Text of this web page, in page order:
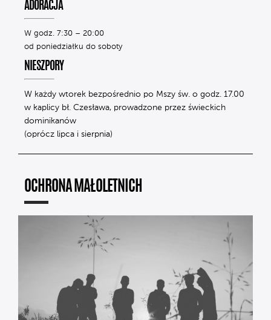
ADORACJA
W godz. 7:30 – 20:00
od poniedziałku do soboty
NIESZPORY
W każdy wtorek bezpośrednio po Mszy św. o godz. 17.00
w kaplicy bł. Czesława, prowadzone przez świeckich
dominikanów
(oprócz lipca i sierpnia)
OCHRONA MAŁOLETNICH